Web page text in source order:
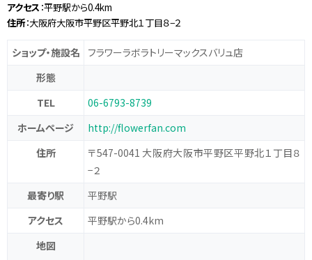
アクセス ：平野駅から0.4km
住所：大阪府大阪市平野区平野北１丁目８−２
ショップ・施設名
フラワーラボラトリーマックスバリュ店
形態
TEL
06-6793-8739
ホームページ
http://flowerfan.com
住所
〒547-0041 大阪府大阪市平野区平野北１丁目８
−２
最寄り駅
平野駅
アクセス
平野駅から0.4km
地図